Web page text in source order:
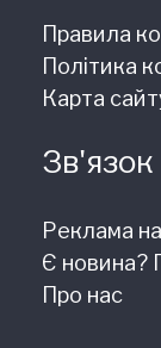
Правила
Політика
Карта
Зв'язок
Реклама на
Є новина?
Про нас